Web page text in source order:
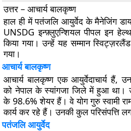
उत्तर – आचार्य बालकृष्ण
हाल ही में पतंजलि आयुर्वेद के मैनेजिंग
UNSDG इन्फ़्लुएन्शियल पीपल इन
किया गया। उन्हें यह सम्मान
गया।
आचार्य बालकृष्ण
आचार्य बालकृष्ण एक आयुर्वेदाचार्य हैं,
को नेपाल के स्यांगजा जिले में हुआ था।
के 98.6% शेयर हैं। वे योग गुरु स्वामी
कार्य कर रहे हैं। उनकी कुल परिसंपत्ति
पतंजलि आयुर्वेद